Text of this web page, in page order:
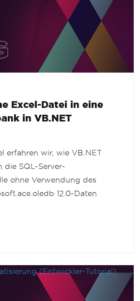
Excel-Datei in eine
in VB.NET
erfahren wir, wie VB.NET
die SQL-Server-
ohne Verwendung des
12.0-Daten